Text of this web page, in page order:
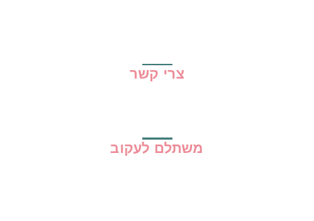
צרי קשר
משתלם לעקוב